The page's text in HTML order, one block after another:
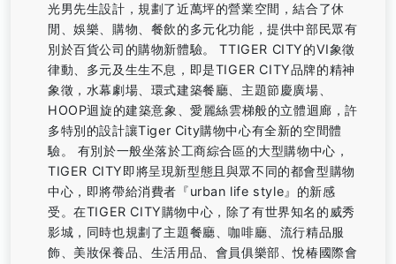
光男先生設計，規劃了近萬坪的營業空間，結合了休
閒、娛樂、購物、餐飲的多元化功能，提供中部民眾有
別於百貨公司的購物新體驗。 TTIGER CITY的VI象徵
律動、多元及生生不息，即是TIGER CITY品牌的精神
象徵，水幕劇場、環式建築餐廳、主題節慶廣場、
HOOP迴旋的建築意象、愛麗絲雲梯般的立體迴廊，許
多特別的設計讓Tiger City購物中心有全新的空間體
驗。 有別於一般坐落於工商綜合區的大型購物中心，
TIGER CITY即將呈現新型態且與眾不同的都會型購物
中心，即將帶給消費者『urban life style』的新感
受。在TIGER CITY購物中心，除了有世界知名的威秀
影城，同時也規劃了主題餐廳、咖啡廳、流行精品服
飾、美妝保養品、生活用品、會員俱樂部、悅椿國際會